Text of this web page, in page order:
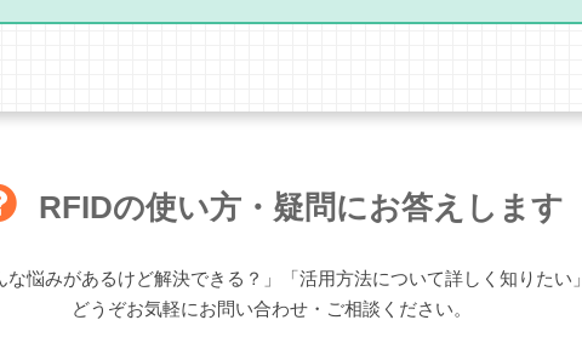
RFIDの使い方・疑問にお答えします
な悩みがあるけど解決できる？」「活用方法について詳しく知りたい」
どうぞお気軽にお問い合わせ・ご相談ください。